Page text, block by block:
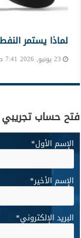
لماذا يستمر
23 يونيو, 2026 7:41 ص
فتح حساب تجريبي
الإسم الأول*
الإسم الأخير*
البريد الإلكتروني*